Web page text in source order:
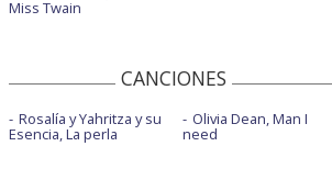
Miss Twain
CANCIONES
Rosalía y Yahritza y su
Esencia, La perla
Olivia Dean, Man I
need